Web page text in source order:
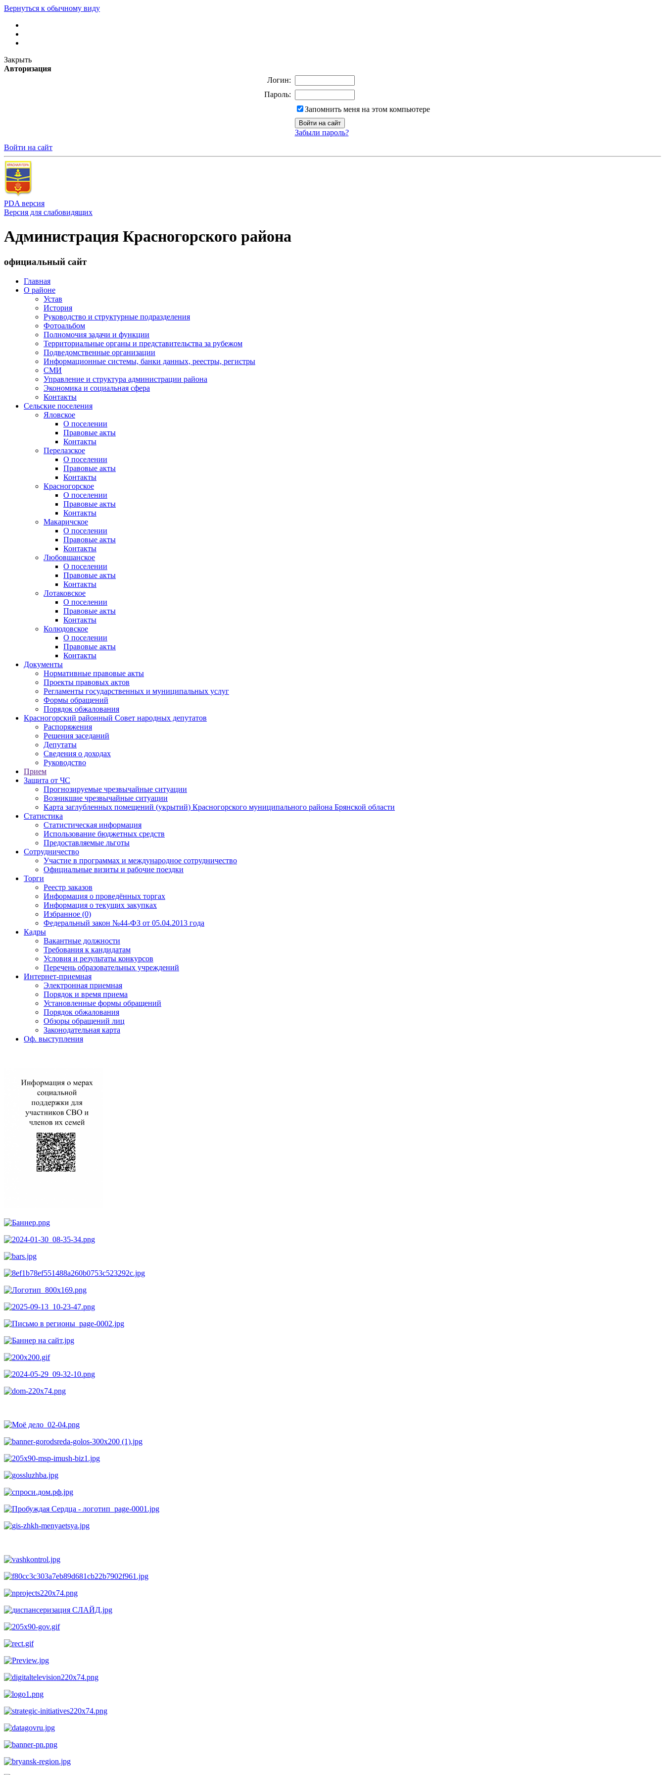
Вернуться к обычному виду
Закрыть
Авторизация
Логин:
Пароль:
Запомнить меня на этом компьютере
Забыли пароль?
Войти на сайт
PDA версия
Версия для слабовидящих
Администрация Красногорского района
официальный сайт
Главная
О районе
Устав
История
Руководство и структурные подразделения
Фотоальбом
Полномочия задачи и функции
Территориальные органы и представительства за рубежом
Подведомственные организации
Информационные системы, банки данных, реестры, регистры
СМИ
Управление и структура администрации района
Экономика и социальная сфера
Контакты
Сельские поселения
Яловское
О поселении
Правовые акты
Контакты
Перелазское
О поселении
Правовые акты
Контакты
Красногорское
О поселении
Правовые акты
Контакты
Макаричское
О поселении
Правовые акты
Контакты
Любовшанское
О поселении
Правовые акты
Контакты
Лотаковское
О поселении
Правовые акты
Контакты
Колюдовское
О поселении
Правовые акты
Контакты
Документы
Нормативные правовые акты
Проекты правовых актов
Регламенты государственных и муниципальных услуг
Формы обращений
Порядок обжалования
Красногорский районный Совет народных депутатов
Распоряжения
Решения заседаний
Депутаты
Сведения о доходах
Руководство
Прием
Защита от ЧС
Прогнозируемые чрезвычайные ситуации
Возникшие чрезвычайные ситуации
Карта заглубленных помещений (укрытий) Красногорского муниципального района Брянской области
Статистика
Статистическая информация
Использование бюджетных средств
Предоставляемые льготы
Сотрудничество
Участие в программах и международное сотрудничество
Официальные визиты и рабочие поездки
Торги
Реестр заказов
Информация о проведённых торгах
Информация о текущих закупках
Избранное (0)
Федеральный закон №44-ФЗ от 05.04.2013 года
Кадры
Вакантные должности
Требования к кандидатам
Условия и результаты конкурсов
Перечень образовательных учреждений
Интернет-приемная
Электронная приемная
Порядок и время приема
Установленные формы обращений
Порядок обжалования
Обзоры обращений лиц
Законодательная карта
Оф. выступления